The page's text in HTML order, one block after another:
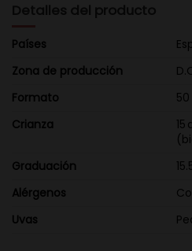
Detalles del producto
Países
Zona de producción
Formato
Crianza
Graduación
Alérgenos
Uvas